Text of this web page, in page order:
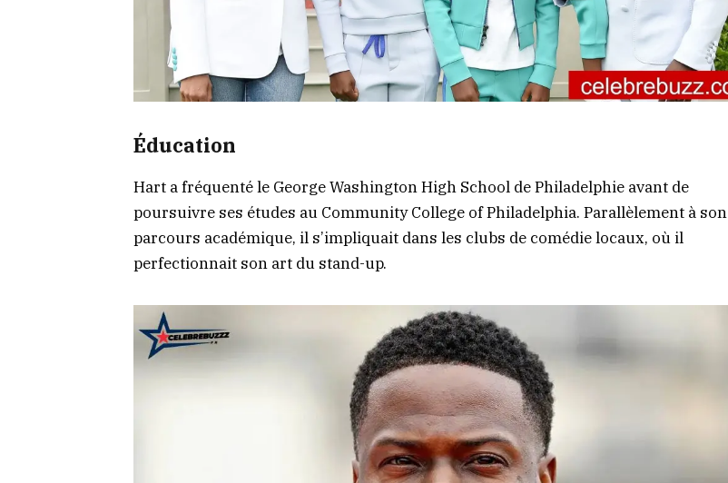
Éducation
Hart a fréquenté le George Washington High School de Philadelphie avant de
poursuivre ses études au Community College of Philadelphia. Parallèlement à son
parcours académique, il s’impliquait dans les clubs de comédie locaux, où il
perfectionnait son art du stand-up.